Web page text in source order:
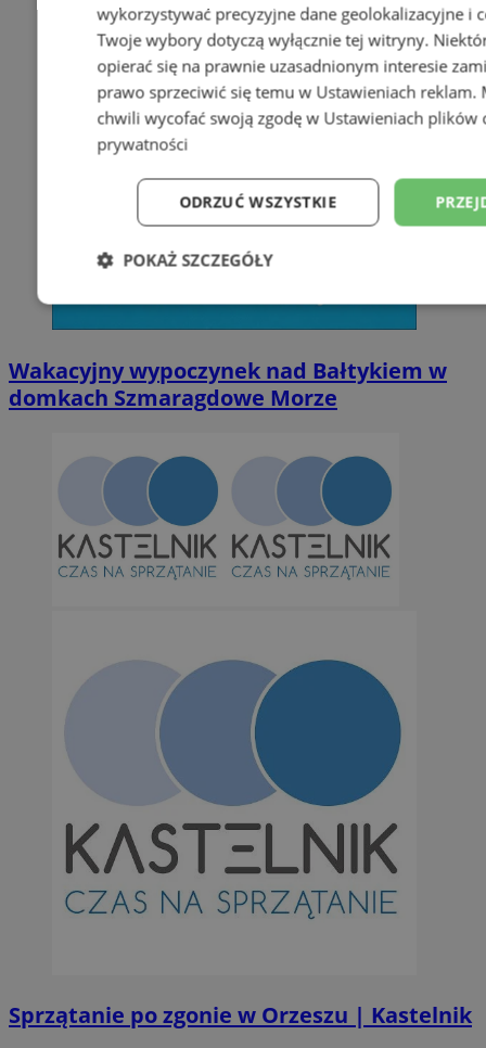
Wakacyjny wypoczynek nad Bałtykiem w
domkach Szmaragdowe Morze
Sprzątanie po zgonie w Orzeszu | Kastelnik
wykorzystywać precyzyjne dane geolokalizacyjne i
Twoje wybory dotyczą wyłącznie tej witryny.
opierać się na prawnie uzasadnionym interesie
prawo sprzeciwić się temu w Ustawieniach reklam.
chwili wycofać swoją zgodę w Ustawieniach plików
prywatności
ODRZUĆ WSZYSTKIE
POKAŻ SZCZEGÓŁY
Niezbędne Wydajność
Niesklasyfikowane
Niezbędne Wydajność Targetowanie
Niezbędne pliki cookie umożliwiają korzystanie z podstawowych
Nazwa
Domena
QeSessID
MvSessID orzesze.com.pl
YouTube
.youtube.com